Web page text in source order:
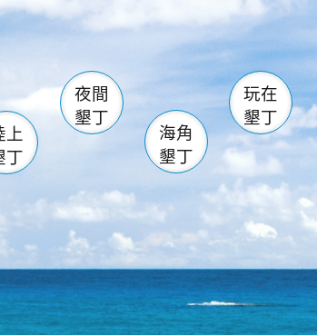
南仁湖
滿州 佳樂水
森林遊樂區
墾管處遊客中心
社頂公園 風吹沙
船帆石 龍磐公園
香蕉灣 龍坑
鵝鑾鼻
上
丁
夜間
墾丁
海角
墾丁
玩在
墾丁